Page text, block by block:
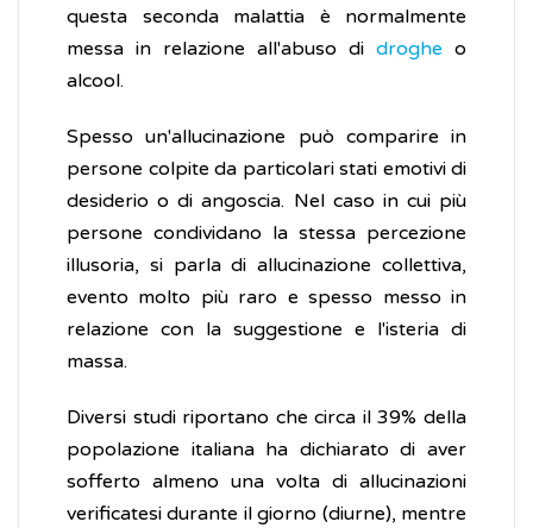
questa seconda malattia è normalmente
messa in relazione all'abuso di droghe o
alcool.
Spesso un'allucinazione può comparire in
persone colpite da particolari stati emotivi di
desiderio o di angoscia. Nel caso in cui più
persone condividano la stessa percezione
illusoria, si parla di allucinazione collettiva,
evento molto più raro e spesso messo in
relazione con la suggestione e l'isteria di
massa.
Diversi studi riportano che circa il 39% della
popolazione italiana ha dichiarato di aver
sofferto almeno una volta di allucinazioni
verificatesi durante il giorno (diurne), mentre